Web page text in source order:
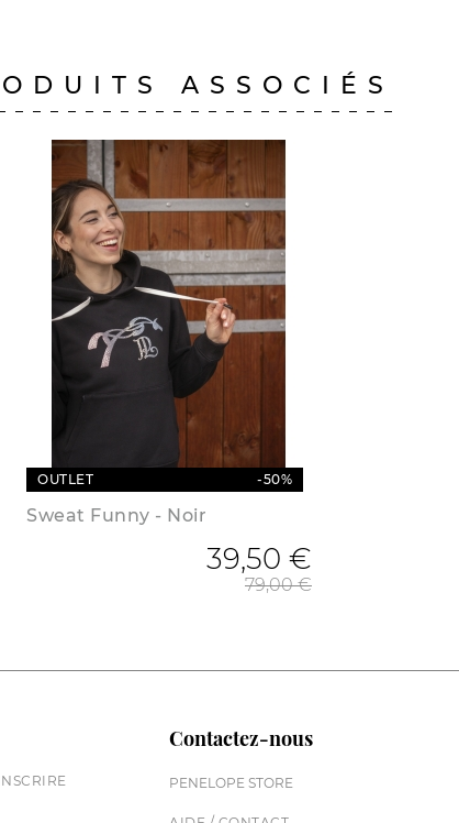
ASSOCIÉS
OUTLET -50%
Sweat Funny - Noir
39,50 €
79,00 €
Contactez-nous
PENELOPE STORE